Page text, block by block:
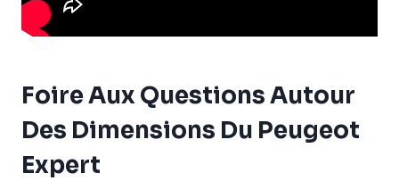
Foire Aux Questions Autour
Des Dimensions Du Peugeot
Expert